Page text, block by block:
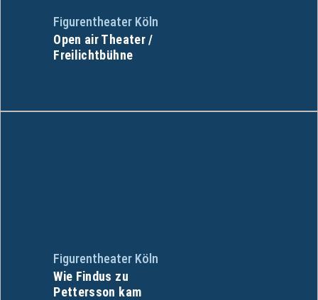
Figurentheater Köln
Open air Theater /
Freilichtbühne
Figurentheater Köln
Wie Findus zu
Pettersson kam